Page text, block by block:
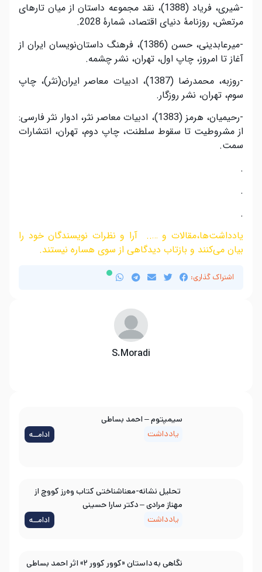
-شیری، فریاد (1388)، نقد مجموعه داستان از میان تارهای
مرتعش، روزنامۀ دنیای اقتصاد، شمارۀ 2028.
-میرعابدینی، حسن (1386)، فرهنگ داستان‌نویسان ایران از
آغاز تا امروز، چاپ اول، تهران، نشر چشمه.
-روزبه، محمد‌رضا (1387)، ادبیات معاصر ایران(نثر)، چاپ
سوم، تهران، نشر روزگار.
-رحیمیان، هرمز (1383)، ادبیات معاصر نثر، ادوار نثر فارسی:
از مشروطیت تا سقوط سلطنت، چاپ دوم، تهران، انتشارات
سمت.
.
.
.
یادداشت‌ها،مقالات و ….. آرا و نظرات نویسندگان خود را
بیان می‌کنند و بازتاب دیدگاهی از سوی هساره نیستند.
اشتراک گذاری:
S.Moradi
سیمپتوم – احمد بساطی
یادداشت
ادامــه
تحلیل نشانه-معناشناختی کتاب وه‌رز کووچ از
مهناز مرادی – دکتر سارا حسینی
یادداشت
ادامــه
نگاهی به داستان «کوور کوور ۲» اثر احمد بساطی